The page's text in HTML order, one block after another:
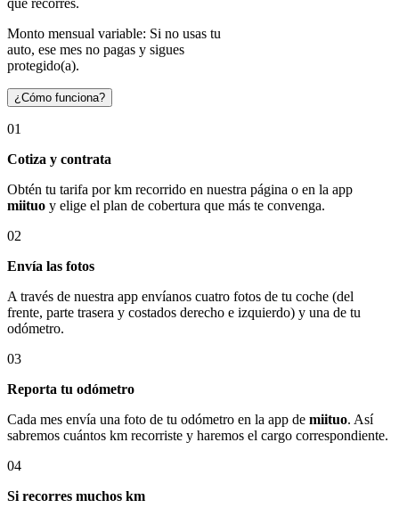
Monto mensual variable: Si no usas tu
auto, ese mes no pagas y sigues
protegido(a).
¿Cómo funciona?
01
Cotiza y contrata
Obtén tu tarifa por km recorrido en nuestra página o en la app
miituo y elige el plan de cobertura que más te convenga.
02
Envía las fotos
A través de nuestra app envíanos cuatro fotos de tu coche (del
frente, parte trasera y costados derecho e izquierdo) y una de tu
odómetro.
03
Reporta tu odómetro
Cada mes envía una foto de tu odómetro en la app de miituo. Así
sabremos cuántos km recorriste y haremos el cargo correspondiente.
04
Si recorres muchos km